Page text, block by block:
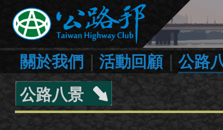
關於我們 ｜ 活動回顧｜ 公路
公路八景